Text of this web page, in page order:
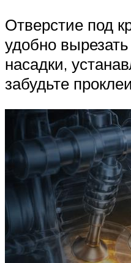
Отверстие под
удобно
насадки,
забудьте